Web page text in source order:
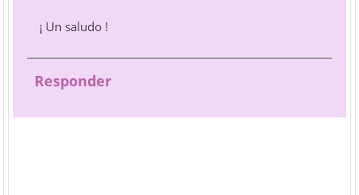
¡ Un saludo !
Responder